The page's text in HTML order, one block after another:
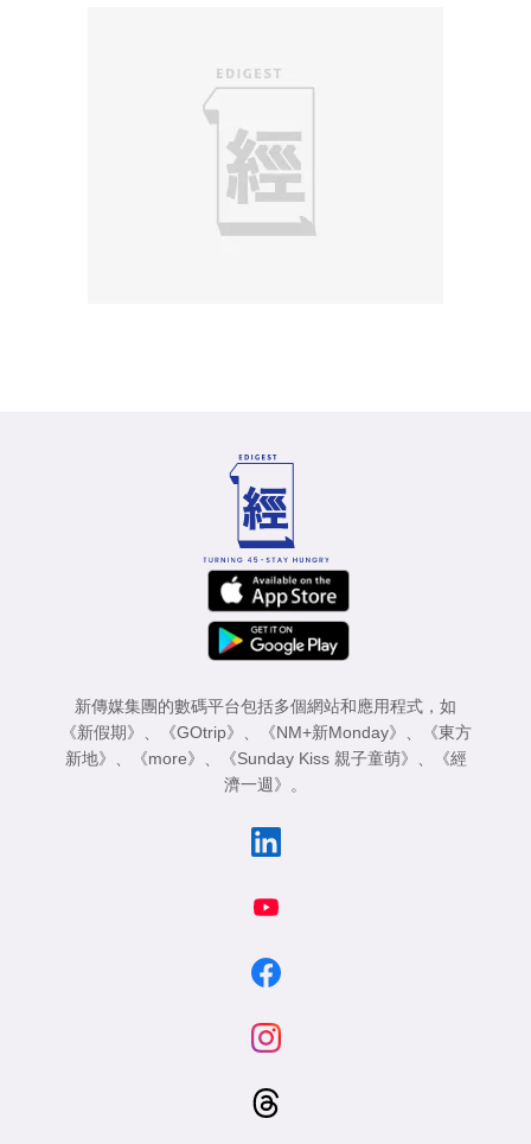
新傳媒集團的數碼平台包括多個網站和應用程式，如
《新假期》
《GOtrip》 《NM+新Monday》
《東方
新地》
《more》 《Sunday Kiss 親子童萌》
《經
濟一週》
。